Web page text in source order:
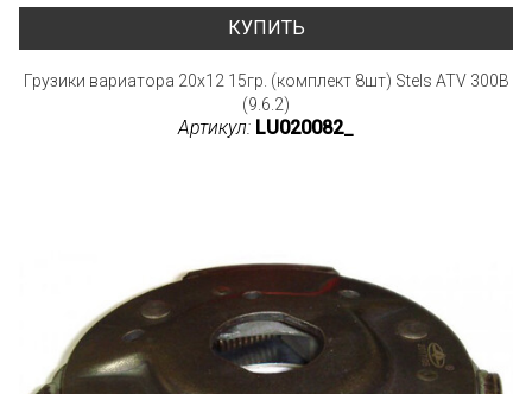
КУПИТЬ
Грузики вариатора 20x12 15гр. (комплект 8шт) Stels ATV 300B
(9.6.2)
Артикул: LU020082_